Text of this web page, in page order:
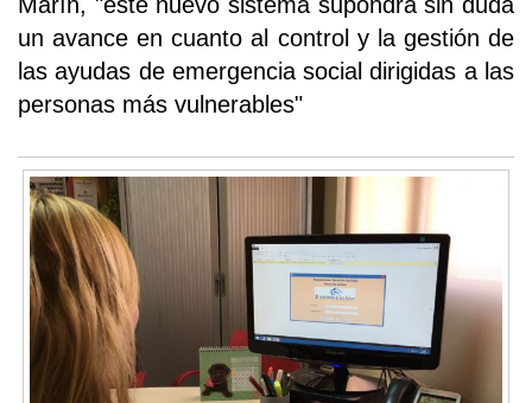
un avance en cuanto al control y la gestión de
las ayudas de emergencia social dirigidas a las
personas más vulnerables"